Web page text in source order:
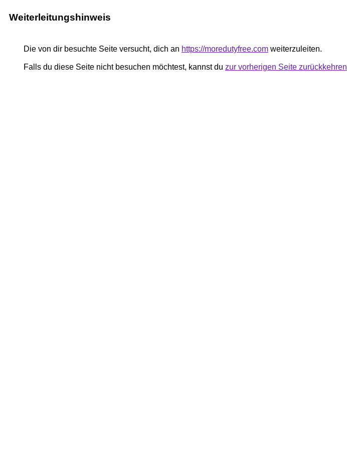
Weiterleitungshinweis
Die von dir besuchte Seite versucht, dich an https://moredutyfree.com weiterzuleiten.
Falls du diese Seite nicht besuchen möchtest, kannst du zur vorherigen Seite zurückkehren